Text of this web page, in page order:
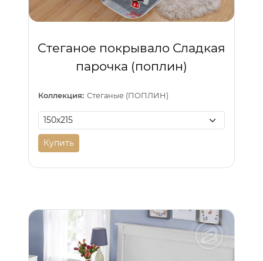
Стеганое покрывало Сладкая
парочка (поплин)
Коллекция: Стеганые (ПОПЛИН)
Купить